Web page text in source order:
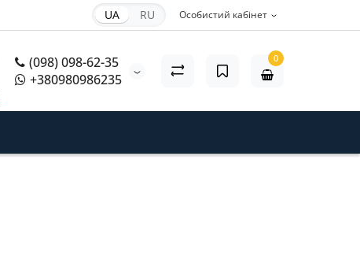
Особистий кабінет
UA RU
(098) 098-62-35
+380980986235
0